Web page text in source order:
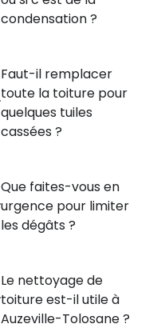
condensation ?
Faut-il remplacer
toute la toiture pour
quelques tuiles
cassées ?
Que faites-vous en
urgence pour limiter
les dégâts ?
Le nettoyage de
toiture est-il utile à
Auzeville-Tolosane ?